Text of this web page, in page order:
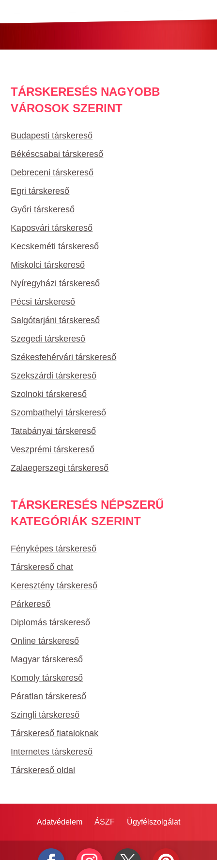
TÁRSKERESÉS NAGYOBB
VÁROSOK SZERINT
Budapesti társkereső
Békéscsabai társkereső
Debreceni társkereső
Egri társkereső
Győri társkereső
Kaposvári társkereső
Kecskeméti társkereső
Miskolci társkereső
Nyíregyházi társkereső
Pécsi társkereső
Salgótarjáni társkereső
Szegedi társkereső
Székesfehérvári társkereső
Szekszárdi társkereső
Szolnoki társkereső
Szombathelyi társkereső
Tatabányai társkereső
Veszprémi társkereső
Zalaegerszegi társkereső
TÁRSKERESÉS NÉPSZERŰ
KATEGÓRIÁK SZERINT
Fényképes társkereső
Társkereső chat
Keresztény társkereső
Párkereső
Diplomás társkereső
Online társkereső
Magyar társkereső
Komoly társkereső
Páratlan társkereső
Szingli társkereső
Társkereső fiataloknak
Internetes társkereső
Társkereső oldal
Adatvédelem ÁSZF Ügyfélszolgálat